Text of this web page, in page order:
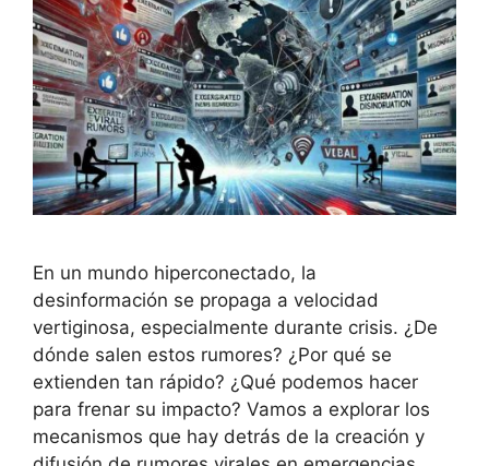
En un mundo hiperconectado, la
desinformación se propaga a velocidad
vertiginosa, especialmente durante crisis. ¿De
dónde salen estos rumores? ¿Por qué se
extienden tan rápido? ¿Qué podemos hacer
para frenar su impacto? Vamos a explorar los
mecanismos que hay detrás de la creación y